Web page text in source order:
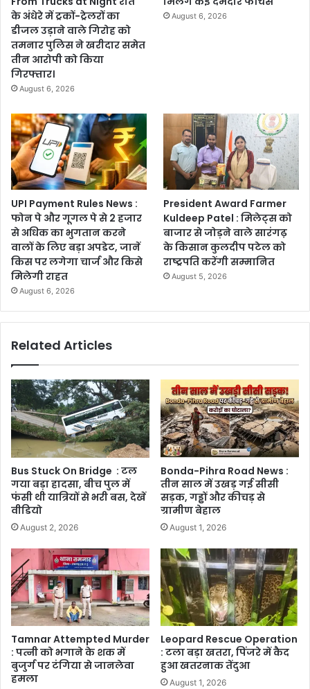
के अंधेरे में ट्रकों-ट्रेलरों का
डीजल उड़ाने वाले गिरोह को
तमनार पुलिस ने खरीदार समेत
तीन आरोपी को किया
गिरफ्तार।
August 6, 2026
August 6, 2026
UPI Payment Rules News :
फोन पे और गूगल पे से 2 हजार
से अधिक का भुगतान करने
वालों के लिए बड़ा अपडेट, जानें
किस पर लगेगा चार्ज और किसे
मिलेगी राहत
August 6, 2026
President Award Farmer
Kuldeep Patel : मिलेट्स को
बाजार से जोड़ने वाले सारंगढ़
के किसान कुलदीप पटेल को
राष्ट्रपति करेंगी सम्मानित
August 5, 2026
Related Articles
Bus Stuck On Bridge : टल
गया बड़ा हादसा, बीच पुल में
फंसी थी यात्रियों से भरी बस, देखें
वीडियो
August 2, 2026
Bonda-Pihra Road News :
तीन साल में उखड़ गई सीसी
सड़क, गड्ढों और कीचड़ से
ग्रामीण बेहाल
August 1, 2026
Tamnar Attempted Murder
: पत्नी को भगाने के शक में
बुजुर्ग पर टंगिया से जानलेवा
हमला
Leopard Rescue Operation
: टला बड़ा खतरा, पिंजरे में कैद
हुआ खतरनाक तेंदुआ
August 1, 2026